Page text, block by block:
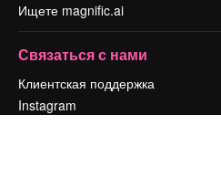
Ищете magnific.ai
Связаться с нами
Клиентская поддержка
Instagram